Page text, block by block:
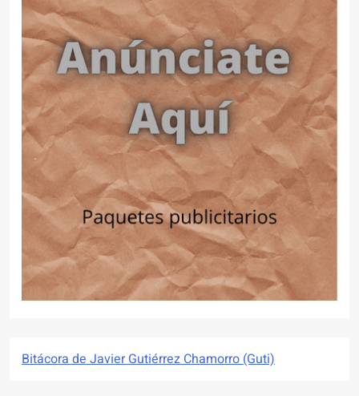
Bitácora de Javier Gutiérrez Chamorro (Guti)